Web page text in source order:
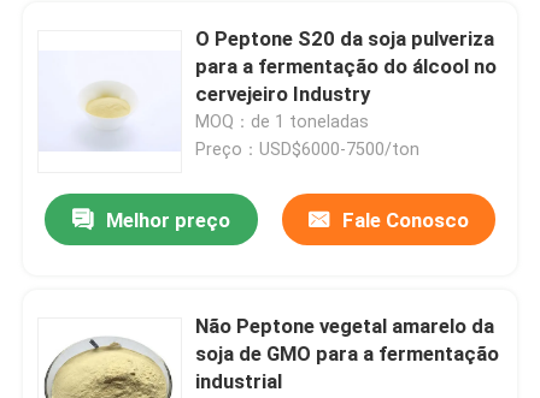
Sobre nós
Excursão da fábrica
Contacte-nos
O Peptone S20 da soja pulveriza
para a fermentação do álcool no
cervejeiro Industry
MOQ：de 1 toneladas
Preço：USD$6000-7500/ton
Melhor preço Fale Conosco
Não Peptone vegetal amarelo da
soja de GMO para a fermentação
industrial